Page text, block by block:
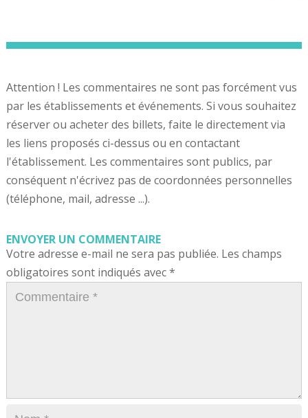
Attention ! Les commentaires ne sont pas forcément vus
par les établissements et événements. Si vous souhaitez
réserver ou acheter des billets, faite le directement via
les liens proposés ci-dessus ou en contactant
l'établissement. Les commentaires sont publics, par
conséquent n'écrivez pas de coordonnées personnelles
(téléphone, mail, adresse ...).
ENVOYER UN COMMENTAIRE
Votre adresse e-mail ne sera pas publiée. Les champs
obligatoires sont indiqués avec*